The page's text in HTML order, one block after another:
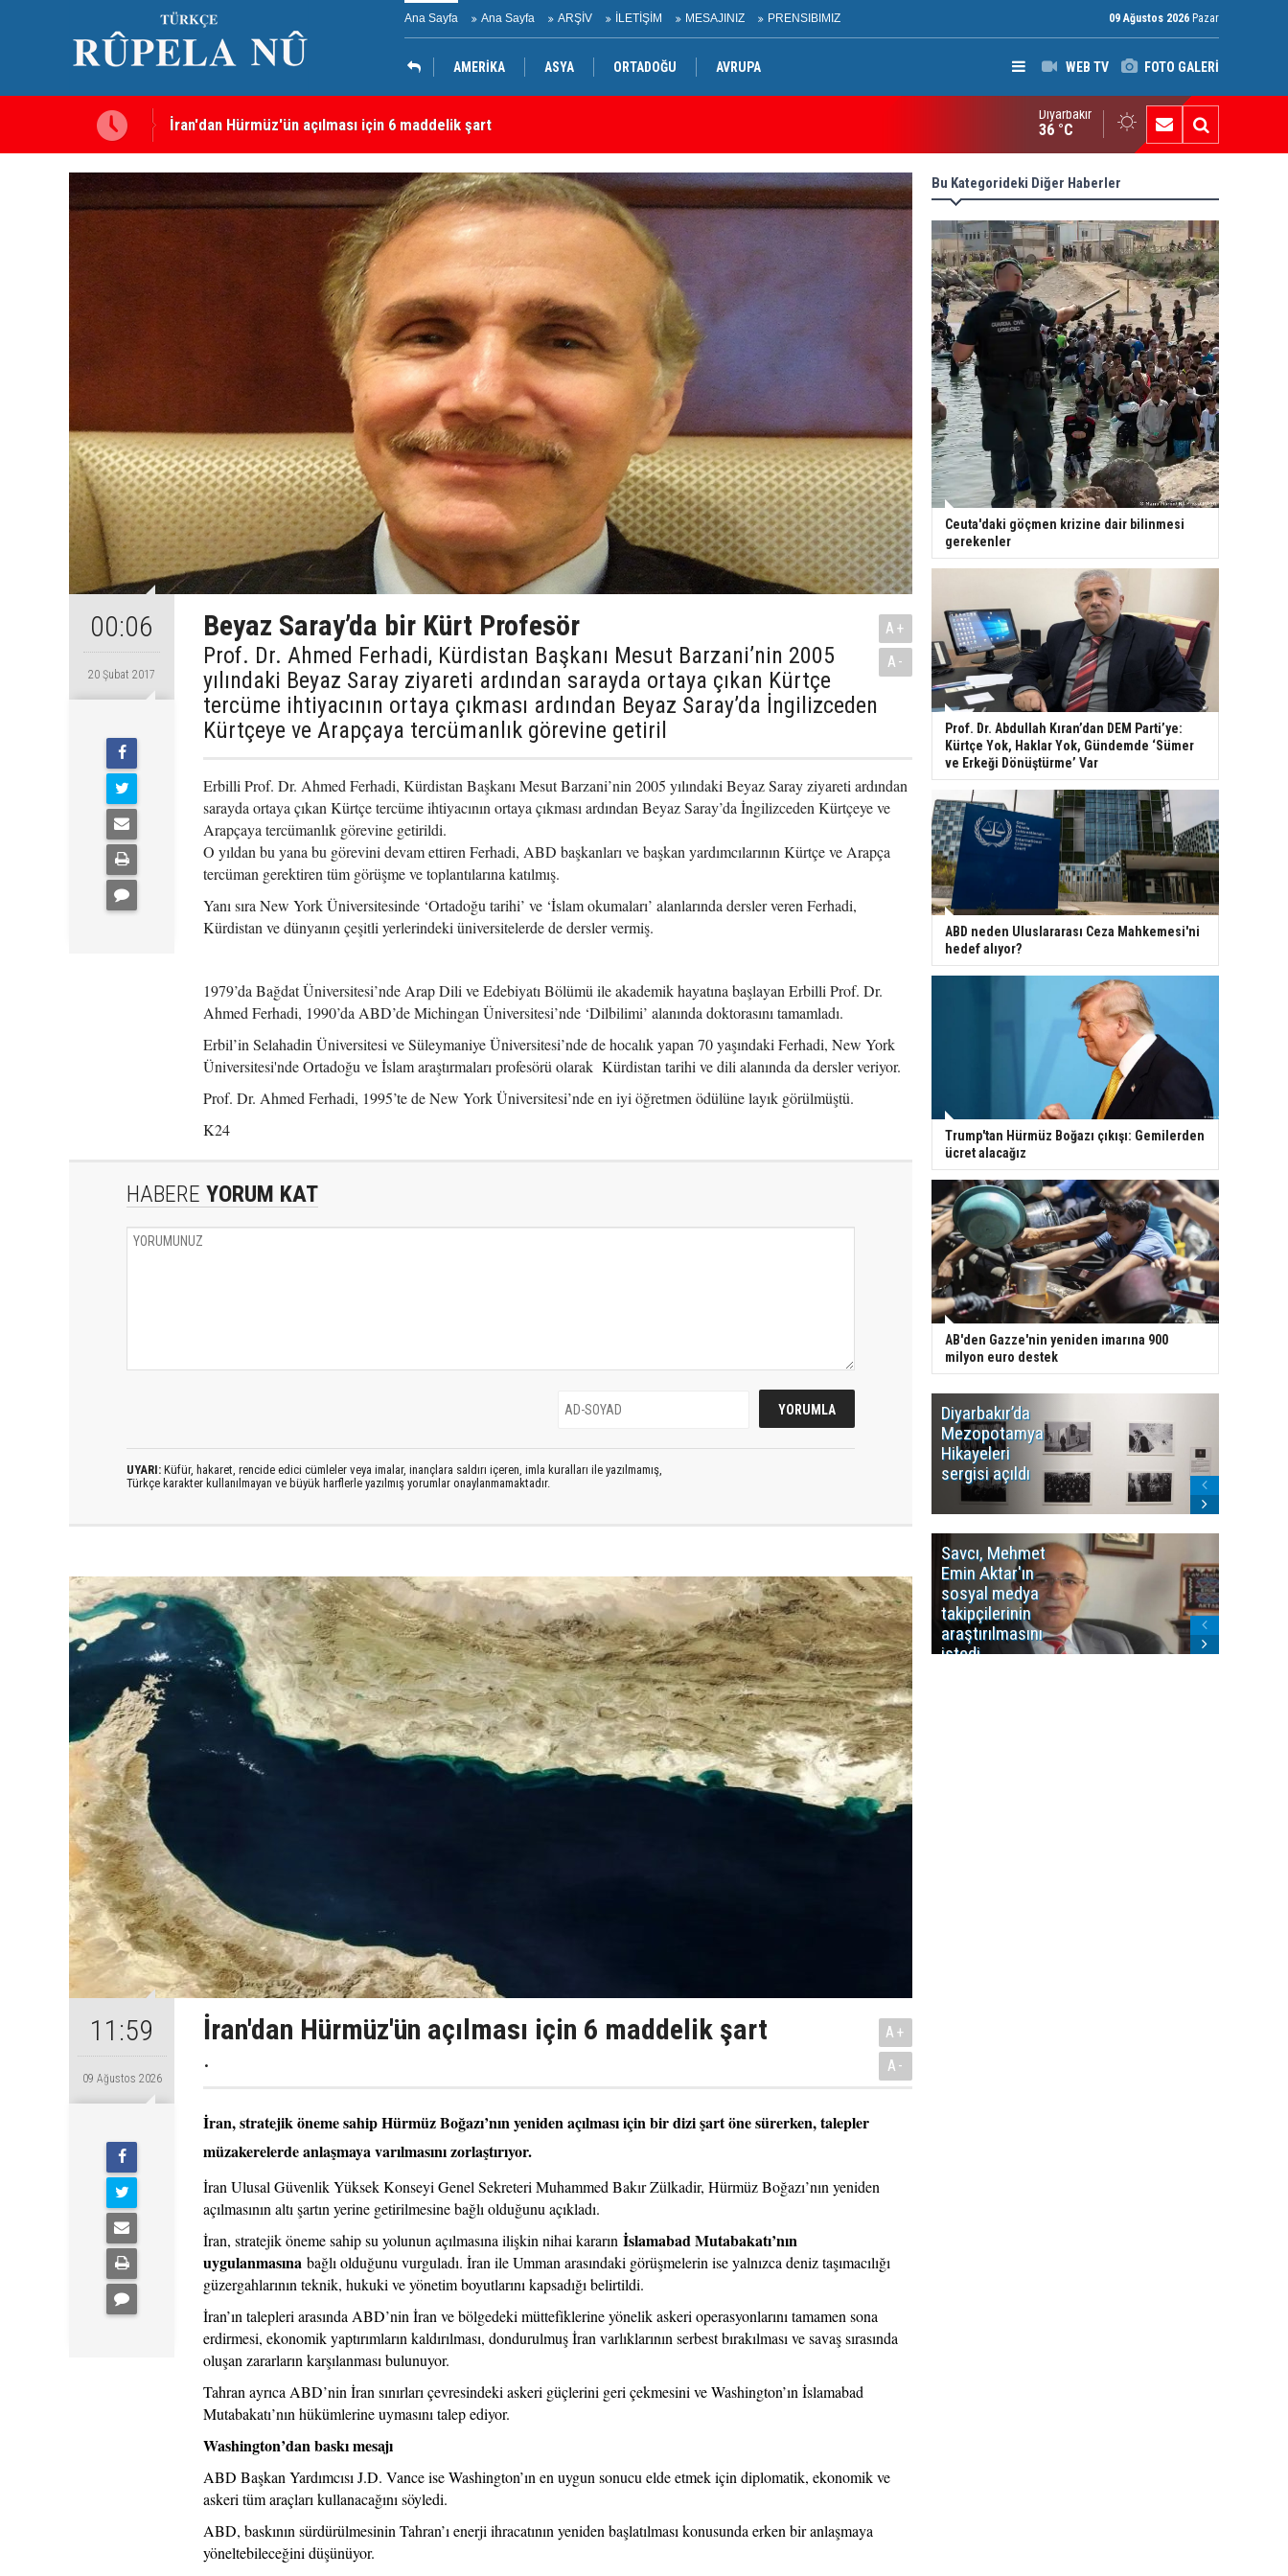
Ana Sayfa Ana Sayfa ARŞİV İLETİŞİM MESAJINIZ PRENSIBIMIZ 09 Ağustos 2026 Pazar
WEB TV FOTO GALERİ
AMERİKA ASYA ORTADOĞU AVRUPA
İran'dan Hürmüz'ün açılması için 6 maddelik şart
Irkçı saldırı ardından tutuklanan Furkan Oğlak tahliye edildi
Haci Mahmud: Başkan Barzani, Kürt saflarını birleştirmeye kararlı
Diyarbakır
36 °C
00:06
20 Şubat 2017
Beyaz Saray’da bir Kürt Profesör
Prof. Dr. Ahmed Ferhadi, Kürdistan Başkanı Mesut Barzani’nin 2005
yılındaki Beyaz Saray ziyareti ardından sarayda ortaya çıkan Kürtçe
tercüme ihtiyacının ortaya çıkması ardından Beyaz Saray’da İngilizceden
Kürtçeye ve Arapçaya tercümanlık görevine getiril
A+
A-
Erbilli Prof. Dr. Ahmed Ferhadi, Kürdistan Başkanı Mesut Barzani’nin 2005 yılındaki Beyaz Saray ziyareti ardından
sarayda ortaya çıkan Kürtçe tercüme ihtiyacının ortaya çıkması ardından Beyaz Saray’da İngilizceden Kürtçeye ve
Arapçaya tercümanlık görevine getirildi.
O yıldan bu yana bu görevini devam ettiren Ferhadi, ABD başkanları ve başkan yardımcılarının Kürtçe ve Arapça
tercüman gerektiren tüm görüşme ve toplantılarına katılmış.
Yanı sıra New York Üniversitesinde ‘Ortadoğu tarihi’ ve ‘İslam okumaları’ alanlarında dersler veren Ferhadi,
Kürdistan ve dünyanın çeşitli yerlerindeki üniversitelerde de dersler vermiş.
1979’da Bağdat Üniversitesi’nde Arap Dili ve Edebiyatı Bölümü ile akademik hayatına başlayan Erbilli Prof. Dr.
Ahmed Ferhadi, 1990’da ABD’de Michingan Üniversitesi’nde ‘Dilbilimi’ alanında doktorasını tamamladı.
Erbil’in Selahadin Üniversitesi ve Süleymaniye Üniversitesi’nde de hocalık yapan 70 yaşındaki Ferhadi, New York
Üniversitesi'nde Ortadoğu ve İslam araştırmaları profesörü olarak Kürdistan tarihi ve dili alanında da dersler veriyor.
Prof. Dr. Ahmed Ferhadi, 1995’te de New York Üniversitesi’nde en iyi öğretmen ödülüne layık görülmüştü.
K24
HABERE YORUM KAT
UYARI: Küfür, hakaret, rencide edici cümleler veya imalar, inançlara saldırı içeren, imla kuralları ile yazılmamış,
Türkçe karakter kullanılmayan ve büyük harflerle yazılmış yorumlar onaylanmamaktadır.
11:59
09 Ağustos 2026
İran'dan Hürmüz'ün açılması için 6 maddelik şart
.
A+
A-
İran, stratejik öneme sahip Hürmüz Boğazı’nın yeniden açılması için bir dizi şart öne sürerken, talepler
müzakerelerde anlaşmaya varılmasını zorlaştırıyor.
İran Ulusal Güvenlik Yüksek Konseyi Genel Sekreteri Muhammed Bakır Zülkadir, Hürmüz Boğazı’nın yeniden
açılmasının altı şartın yerine getirilmesine bağlı olduğunu açıkladı.
İran, stratejik öneme sahip su yolunun açılmasına ilişkin nihai kararın İslamabad Mutabakatı’nın
uygulanmasına bağlı olduğunu vurguladı. İran ile Umman arasındaki görüşmelerin ise yalnızca deniz taşımacılığı
güzergahlarının teknik, hukuki ve yönetim boyutlarını kapsadığı belirtildi.
İran’ın talepleri arasında ABD’nin İran ve bölgedeki müttefiklerine yönelik askeri operasyonlarını tamamen sona
erdirmesi, ekonomik yaptırımların kaldırılması, dondurulmuş İran varlıklarının serbest bırakılması ve savaş sırasında
oluşan zararların karşılanması bulunuyor.
Tahran ayrıca ABD’nin İran sınırları çevresindeki askeri güçlerini geri çekmesini ve Washington’ın İslamabad
Mutabakatı’nın hükümlerine uymasını talep ediyor.
Washington’dan baskı mesajı
ABD Başkan Yardımcısı J.D. Vance ise Washington’ın en uygun sonucu elde etmek için diplomatik, ekonomik ve
askeri tüm araçları kullanacağını söyledi.
ABD, baskının sürdürülmesinin Tahran’ı enerji ihracatının yeniden başlatılması konusunda erken bir anlaşmaya
yöneltebileceğini düşünüyor.
Bu Kategorideki Diğer Haberler
Ceuta'daki göçmen krizine dair bilinmesi
gerekenler
Prof. Dr. Abdullah Kıran’dan DEM Parti’ye:
Kürtçe Yok, Haklar Yok, Gündemde ‘Sümer
ve Erkeği Dönüştürme’ Var
ABD neden Uluslararası Ceza Mahkemesi'ni
hedef alıyor?
Trump'tan Hürmüz Boğazı çıkışı: Gemilerden
ücret alacağız
AB'den Gazze'nin yeniden imarına 900
milyon euro destek
Diyarbakır’da
Mezopotamya
Hikayeleri
sergisi açıldı
Savcı, Mehmet
Emin Aktar'ın
sosyal medya
takipçilerinin
araştırılmasını
istedi